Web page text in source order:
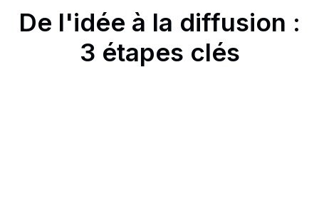
De l'idée à la diffusion :
3 étapes clés